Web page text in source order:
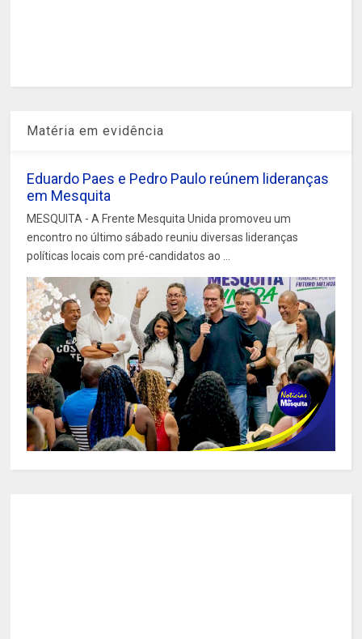
Matéria em evidência
Eduardo Paes e Pedro Paulo reúnem lideranças
em Mesquita
MESQUITA - A Frente Mesquita Unida promoveu um
encontro no último sábado reuniu diversas lideranças
políticas locais com pré-candidatos ao ...